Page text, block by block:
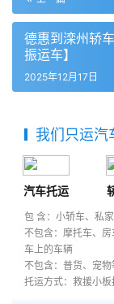
德惠到滦州轿
振运车】
2025年12月17日
我们只运汽
汽车托运
包 含：小轿车、私
不包含：摩托车、
车上的车辆
不包含：普货、宠物
托运方式：救援小